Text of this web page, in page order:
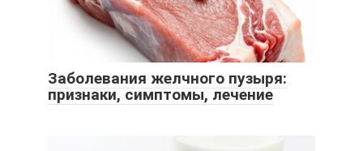
Заболевания желчного пузыря:
признаки, симптомы, лечение